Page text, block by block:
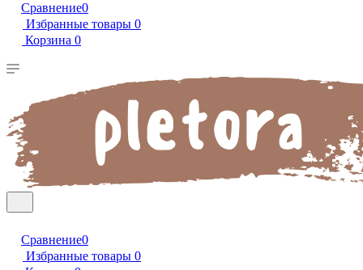
Сравнение0
Избранные товары 0
Корзина 0
Сравнение0
Избранные товары 0